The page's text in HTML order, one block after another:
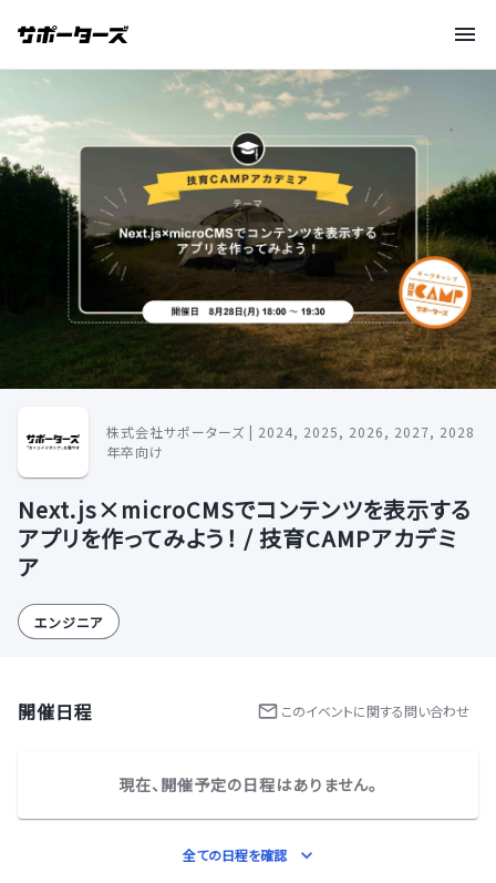
株式会社サポーターズ | 2024, 2025, 2026, 2027, 2028
年卒向け
Next.js×microCMSでコンテンツを表示する
アプリを作ってみよう！ / 技育CAMPアカデミ
ア
エンジニア
開催日程 このイベントに関する問い合わせ
現在、開催予定の日程はありません。
全ての日程を確認